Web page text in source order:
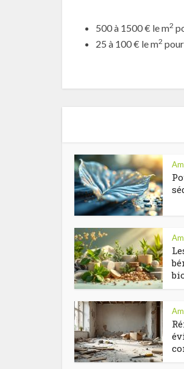
500 à 1500 € le m2
25 à 100 € le m2